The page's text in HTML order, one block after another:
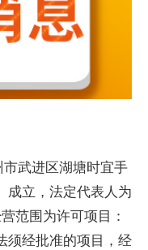
武进区湖塘时宜手
成立，法定代表人为
范围为许可项目：
须经批准的项目，经